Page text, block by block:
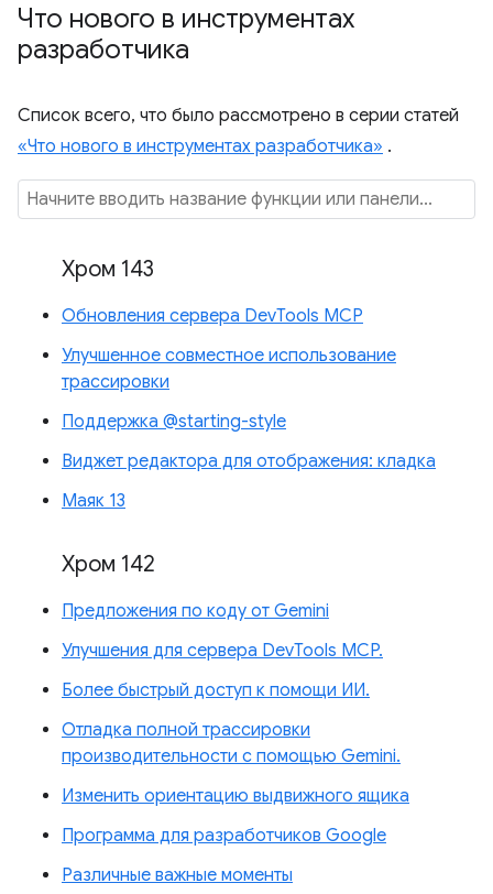
Что нового в инструментах
разработчика
Список всего, что было рассмотрено в серии статей
«Что нового в инструментах разработчика» .
Хром 143
Обновления сервера DevTools MCP
Улучшенное совместное использование
трассировки
Поддержка @starting-style
Виджет редактора для отображения: кладка
Маяк 13
Хром 142
Предложения по коду от Gemini
Улучшения для сервера DevTools MCP.
Более быстрый доступ к помощи ИИ.
Отладка полной трассировки
производительности с помощью Gemini.
Изменить ориентацию выдвижного ящика
Программа для разработчиков Google
Различные важные моменты